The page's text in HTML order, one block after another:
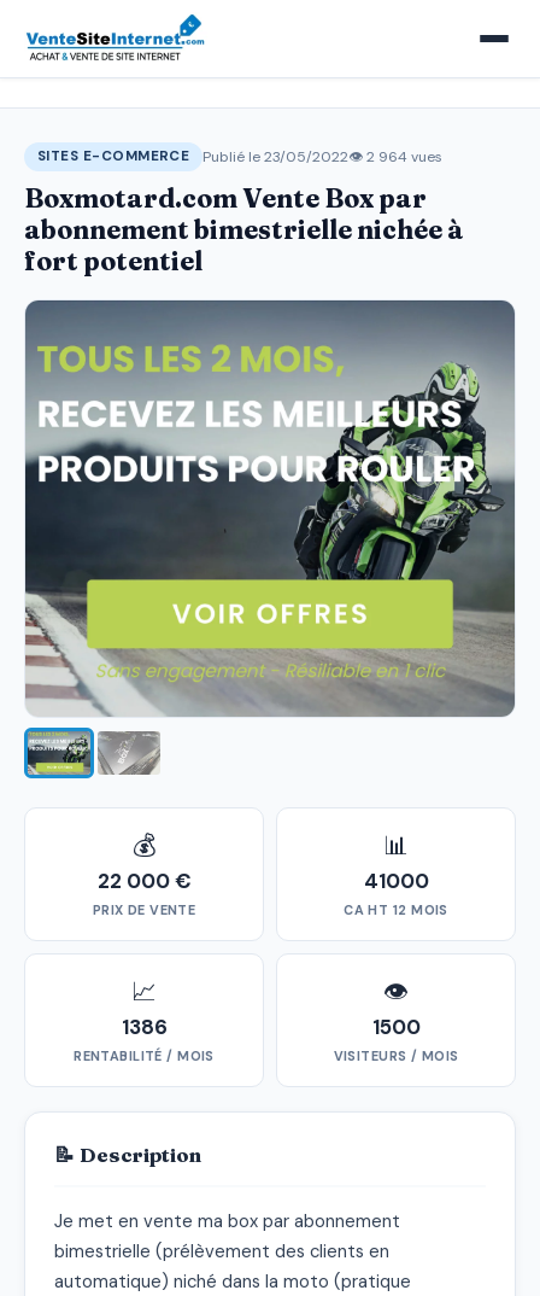
SITES E-COMMERCE Publié le 23/05/2022👁 2 964 vues
Boxmotard.com Vente Box par
abonnement bimestrielle nichée à
fort potentiel
💰
22 000 €
PRIX DE VENTE
📊
41000
CA HT 12 MOIS
📈
1386
RENTABILITÉ / MOIS
👁
1500
VISITEURS / MOIS
📝 Description
Je met en vente ma box par abonnement
bimestrielle (prélèvement des clients en
automatique) niché dans la moto (pratique